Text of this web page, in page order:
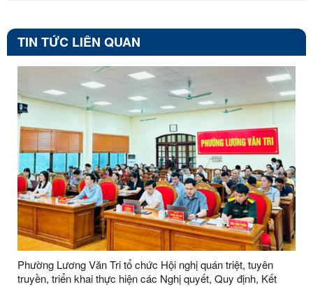
TIN TỨC LIÊN QUAN
Phường Lương Văn Tri tổ chức Hội nghị quán triệt, tuyên
truyền, triển khai thực hiện các Nghị quyết, Quy định, Kết